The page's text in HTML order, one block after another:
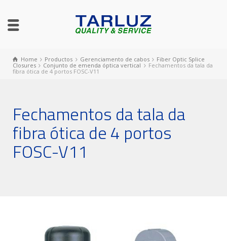
Home Productos Gerenciamento de cabos
Fiber Optic Splice
Closures
Conjunto de emenda óptica vertical
Fechamentos da tala da
fibra ótica de 4 portos FOSC-V11
Fechamentos da tala da
fibra ótica de 4 portos
FOSC-V11